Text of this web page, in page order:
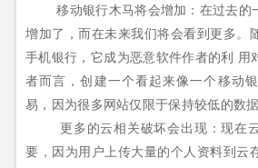
移动银行木马将会增加：在过去的
增加了，而在未来我们将会看到更多。
手机银行，它成为恶意软件作者的利
用
者而言，创建一个看起来像一个移动
易，因为很多网站仅限于保持较低的数据
更多的云相关破坏会出现：现在
要，因为用户上传大量的个人资料到云